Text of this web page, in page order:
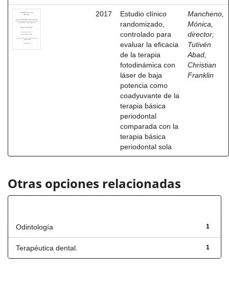
2017
Estudio clínico
randomizado,
controlado para
evaluar la eficacia
de la terapia
fotodinámica con
láser de baja
potencia como
coadyuvante de la
terapia básica
periodontal
comparada con la
terapia básica
periodontal sola
Mancheno,
Mónica,
director;
Tutivén
Abad,
Christian
Franklin
Otras opciones relacionadas
1
Odintología
1
Terapéutica dental.